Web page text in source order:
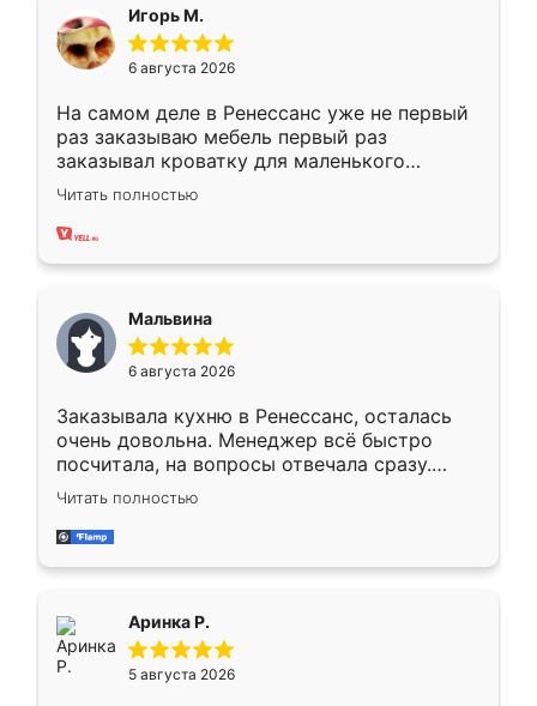
Игорь М.
6 августа 2026
На самом деле в Ренессанс уже не первый
раз заказываю мебель первый раз
заказывал кроватку для маленького
ребёнка при его рождении ,во второй раз
заказал шкаф-купе. По качеству очень
хорошее сборка достаточно быстрая,
меньше, здесь же он более разнообразный.
Мне нравится ,если что-то потребуется из
мебели буду заказывать только здесь.
Читать полностью
Мальвина
6 августа 2026
Заказывала кухню в Ренессанс, осталась
очень довольна. Менеджер всё быстро
посчитала, на вопросы отвечала сразу.
Замерщик приехал в субботу, подошёл к
делу со всей ответственностью. Собрали
за день, ребята работали аккуратно, даже
Читать полностью
Аринка Р.
5 августа 2026